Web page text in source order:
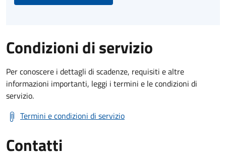
Condizioni di servizio
Per conoscere i dettagli di scadenze, requisiti e altre
informazioni importanti, leggi i termini e le condizioni di
servizio.
Termini e condizioni di servizio
Contatti